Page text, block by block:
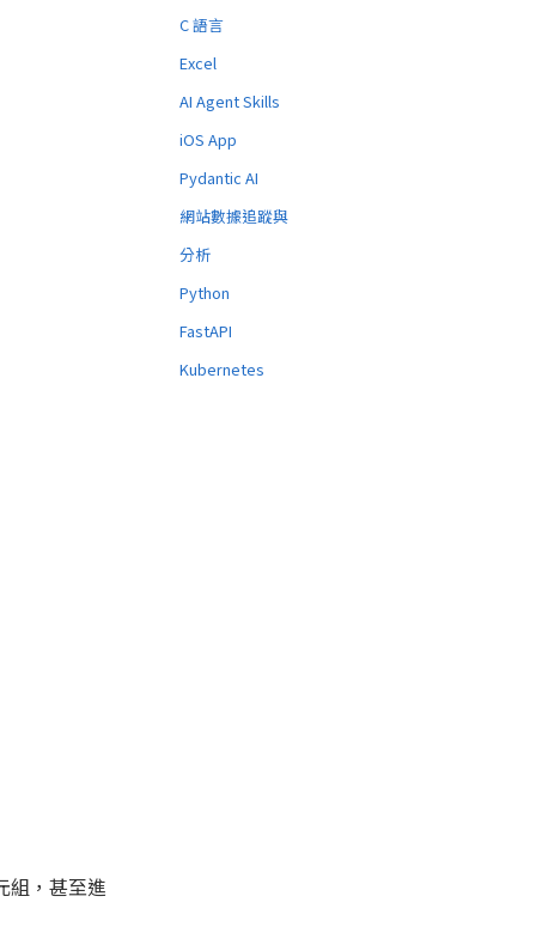
C 語言
Excel
AI Agent Skills
iOS App
Pydantic AI
網站數據追蹤與
分析
Python
FastAPI
Kubernetes
組，甚至進